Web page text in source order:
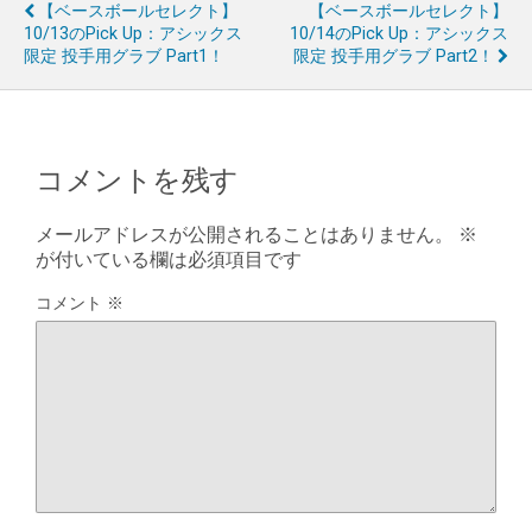
【ベースボールセレクト】
10/13のPick Up：アシックス
限定 投手用グラブ Part1！
【ベースボールセレクト】
10/14のPick Up：アシックス
限定 投手用グラブ Part2！
コメントを残す
メールアドレスが公開されることはありません。
※
が付いている欄は必須項目です
コメント ※